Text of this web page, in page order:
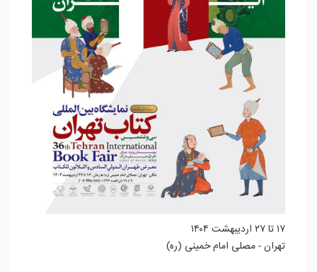
۱۷ تا ۲۷ اردیبهشت ۱۴۰۴
تهران - مصلی امام خمینی (ره)